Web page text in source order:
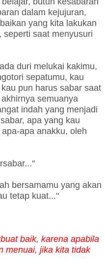
dalam kejujuran,
yang kita lakukan
saat menyusuri
duri melukai kakimu,
sepatumu, kau
pun harus sabar saat
semuanya
indah yang menjadi
apa yang kau
apa anakku, oleh
bersamamu yang akan
tetap kuat..."
baik, karena apabila
menuai, jika kita tidak